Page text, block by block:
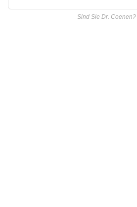
Sind Sie Dr. Coenen?